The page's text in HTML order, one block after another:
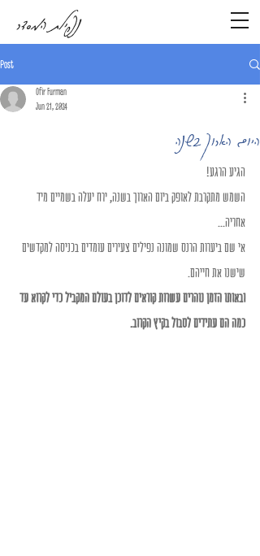
נפילת המסדר
Post
היום הארוך בשנה
Ofir Furman
Jun 21, 2024
הגיע הרגע!
השמש מתקרבת לאופק ביום הארוך בשנה, ירח יעלה בשמיים מיד
אחריה...
אי שם ביערות הרנס שמונה נפילים צעירים עומדים בכניסה למקדשים
שישנו את חייהם.
ובאותו הזמן נוהרים עשרות קוראים לדוכן בעולם המקביל כדי לקרוא עד
כמה הם עתידים לסבול בקיץ הקרוב.